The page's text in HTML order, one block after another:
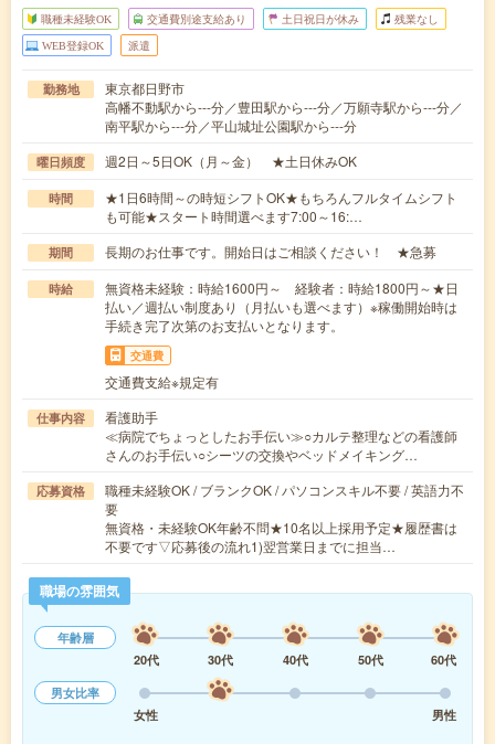
職種未経験OK 交通費別途支給あり 土日祝日が休み 残業なし
WEB登録OK 派遣
勤務地
東京都日野市
高幡不動駅から---分／豊田駅から---分／万願寺駅から---分／
南平駅から---分／平山城址公園駅から---分
曜日頻度 週2日～5日OK（月～金） ★土日休みOK
時間
★1日6時間～の時短シフトOK★もちろんフルタイムシフト
も可能★スタート時間選べます7:00～16:…
期間 長期のお仕事です。開始日はご相談ください！ ★急募
時給
無資格未経験：時給1600円～ 経験者：時給1800円～★日
払い／週払い制度あり（月払いも選べます）※稼働開始時は
手続き完了次第のお支払いとなります。
交通費
交通費支給※規定有
仕事内容
看護助手
≪病院でちょっとしたお手伝い≫○カルテ整理などの看護師
さんのお手伝い○シーツの交換やベッドメイキング…
応募資格
職種未経験OK / ブランクOK / パソコンスキル不要 / 英語力不
要
無資格・未経験OK年齢不問★10名以上採用予定★履歴書は
不要です▽応募後の流れ1)翌営業日までに担当…
職場の雰囲気
年齢層
20代
30代 40代 50代
60代
男女比率
女性
男性